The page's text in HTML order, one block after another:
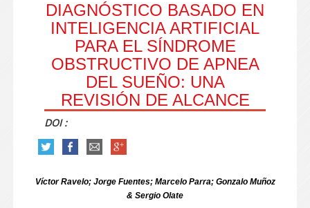
DIAGNÓSTICO BASADO EN
INTELIGENCIA ARTIFICIAL
PARA EL SÍNDROME
OBSTRUCTIVO DE APNEA
DEL SUEÑO: UNA
REVISIÓN DE ALCANCE
DOI :
Víctor Ravelo; Jorge Fuentes; Marcelo Parra; Gonzalo Muñoz
& Sergio Olate